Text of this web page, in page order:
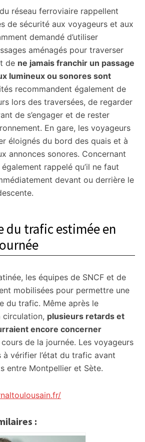
réseau ferroviaire rappellent
de sécurité aux voyageurs et aux
demandé d’utiliser
aménagés pour traverser
de ne jamais franchir un passage
lumineux ou sonores sont
recommandent également de
lors des traversées, de regarder
de s’engager et de rester
En gare, les voyageurs
éloignés du bord des quais et à
annonces sonores. Concernant
rappelé qu’il ne faut
devant ou derrière le
du trafic estimée en
les équipes de SNCF et de
mobilisées pour permettre une
du trafic. Même après le
circulation, plusieurs retards et
encore concerner
de la journée. Les voyageurs
vérifier l’état du trafic avant
entre Montpellier et Sète.
: